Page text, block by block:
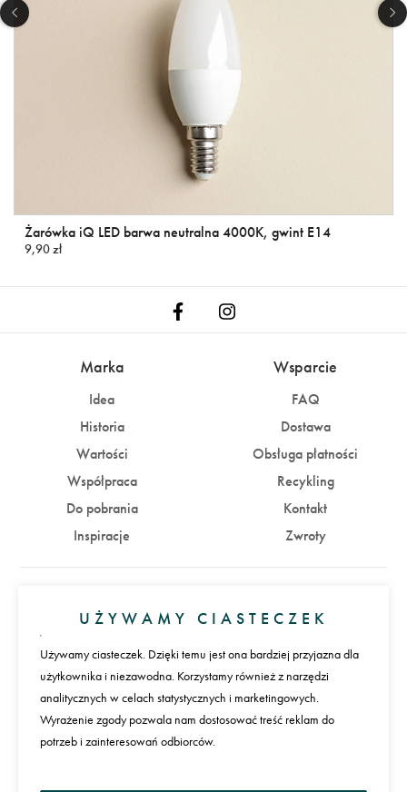
Żarówka iQ LED barwa neutralna 4000K, gwint E14
9,90 zł
Marka
Idea
Historia
Wartości
Współpraca
Do pobrania
Inspiracje
Wsparcie
FAQ
Dostawa
Obsługa płatności
Recykling
Kontakt
Zwroty
Zaloguj się Załóż konto
Płatności
UŻYWAMY CIASTECZEK
Używamy ciasteczek. Dzięki temu jest ona bardziej przyjazna dla
użytkownika i niezawodna. Korzystamy również z narzędzi
analitycznych w celach statystycznych i marketingowych.
Wyrażenie zgody pozwala nam dostosować treść reklam do
potrzeb i zainteresowań odbiorców.